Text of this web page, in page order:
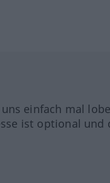
einfach mal
ist optional und